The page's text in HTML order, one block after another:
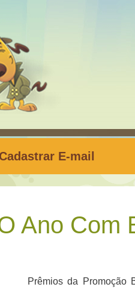
Cadastrar E-mail
Ano Com
Prêmios da Promoção